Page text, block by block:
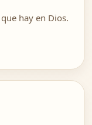
hay en Dios.